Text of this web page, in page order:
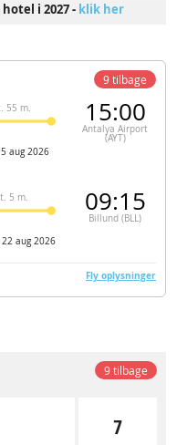
i 2027 - klik her
55 m. 15:00
Antalya Airport
(AYT)
aug 2026
5 m. 09:15
Billund (BLL)
aug 2026
9 tilbage
Fly oplysninger
9 tilbage
7